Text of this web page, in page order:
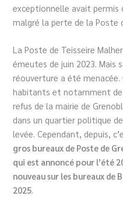
exceptionnelle avait permis
malgré la perte de la Poste
La Poste de Teisseire
émeutes de juin 2023. Mais
réouverture a été
habitants et notamment de
refus de la mairie de
dans un quartier politique
levée. Cependant, depuis,
gros bureaux de Poste de
qui est annoncé pour l’été
nouveau sur les bureaux
2025.